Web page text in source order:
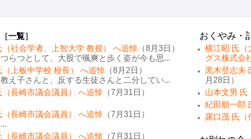
［一覧］
（社会学者、上智大学 教授） へ追悼 （8月3日）
つらつとして、大股で颯爽と歩く姿が今も思...
（上板中学校 校長） へ追悼 （8月2日）
教え子さんと、反する生徒さんと二分してい...
（長崎市議会議員） へ追悼 （7月31日）
（長崎市議会議員） へ追悼 （7月31日）
（長崎市議会議員） へ追悼 （7月31日）
おくやみ・
横江昭 氏（
グス株式会
黒木登志夫
月28日）
山本文男 氏
紀田順一郎
露口茂 氏（